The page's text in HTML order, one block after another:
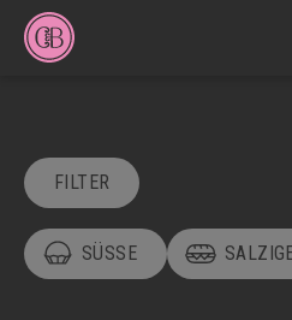
FILTER
SÜSSE